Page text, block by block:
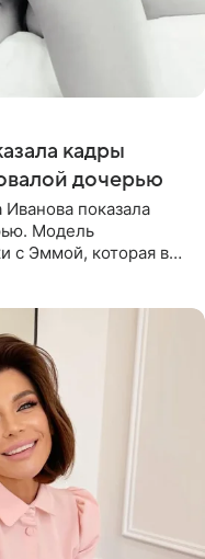
кадры
дочерью
показала
Модель
с Эммой, которая в